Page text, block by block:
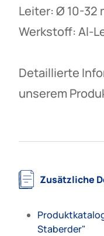
Leiter: Ø 10-32
Werkstoff: Al-
Detaillierte
unserem
Zusätzliche
Staberder"